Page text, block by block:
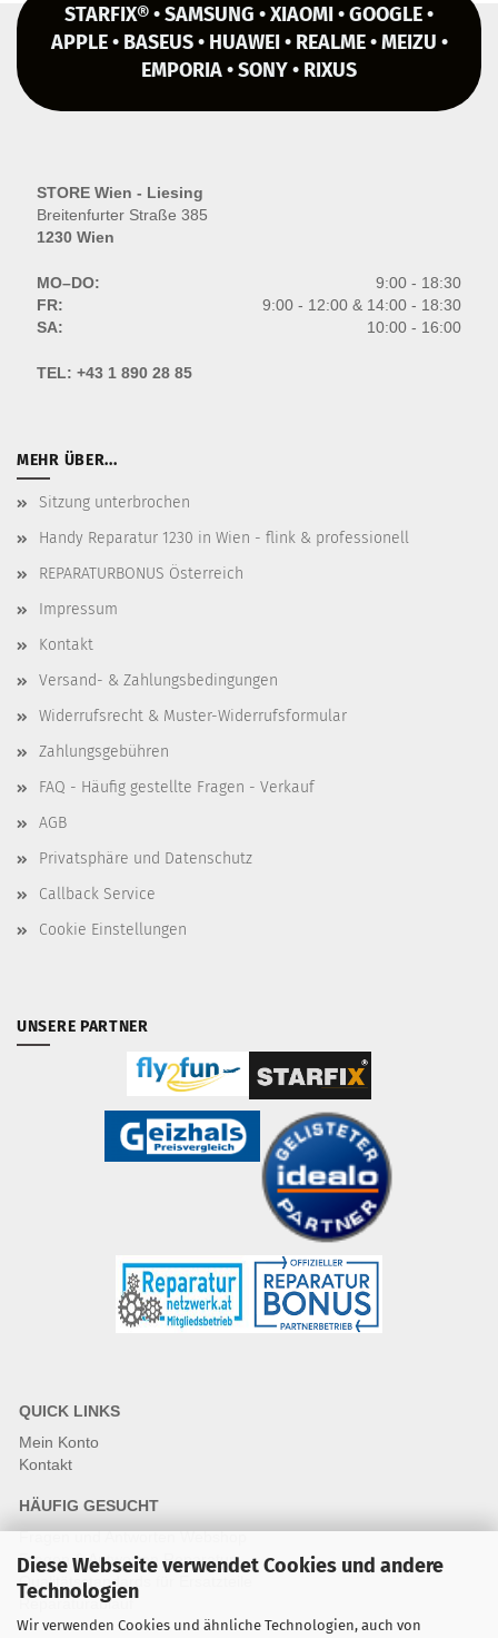
Diese Webseite verwendet Cookies und andere
Technologien
Wir verwenden Cookies und ähnliche Technologien, auch von
STARFIX® • SAMSUNG • XIAOMI • GOOGLE •
APPLE • BASEUS • HUAWEI • REALME • MEIZU •
EMPORIA • SONY • RIXUS
STORE Wien - Liesing
Breitenfurter Straße 385
1230 Wien
MO–DO:
9:00 - 18:30
FR:
9:00 - 12:00 & 14:00 - 18:30
SA:
10:00 - 16:00
TEL: +43 1 890 28 85
MEHR ÜBER...
Sitzung unterbrochen
Handy Reparatur 1230 in Wien - flink & professionell
REPARATURBONUS Österreich
Impressum
Kontakt
Versand- & Zahlungsbedingungen
Widerrufsrecht & Muster-Widerrufsformular
Zahlungsgebühren
FAQ - Häufig gestellte Fragen - Verkauf
AGB
Privatsphäre und Datenschutz
Callback Service
Cookie Einstellungen
UNSERE PARTNER
QUICK LINKS
Mein Konto
Kontakt
HÄUFIG GESUCHT
Fragen und Antworten Webshop
Fragen & Antworten Reparatur
Qualitätsstandards für Ersatzteile
Reparaturablauf